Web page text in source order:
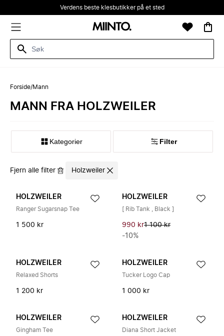
Verdens beste klesbutikker på et sted
Forside/Mann
MANN FRA HOLZWEILER
Kategorier Filter
Fjern alle filter Holzweiler
HOLZWEILER
Ranger Sugarsnap Tee
1 500 kr
HOLZWEILER
[ Rib Tank , Black ]
990 kr1 100 kr
-10%
HOLZWEILER
Relaxed Shorts
1 200 kr
HOLZWEILER
Tucker Logo Cap
1 000 kr
HOLZWEILER
Gingham Tee
HOLZWEILER
Diana Short Jacket